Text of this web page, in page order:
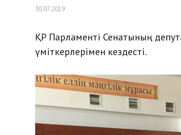
30.07.2019
ҚР Парламенті Сенатының
үміткерлерімен кездесті.